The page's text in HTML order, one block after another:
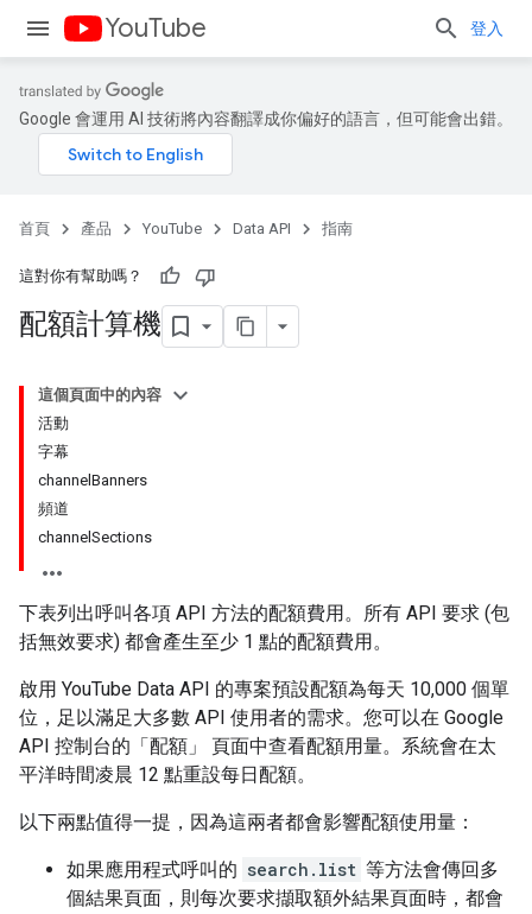
YouTube 登入
Google 會運用 AI 技術將內容翻譯成你偏好的語言，但可能會出錯。
首頁 產品 YouTube Data API 指南
這對你有幫助嗎？
配額計算機
這個頁面中的內容
活動
字幕
channelBanners
頻道
channelSections
下表列出呼叫各項 API 方法的配額費用。所有 API 要求 (包
括無效要求) 都會產生至少 1 點的配額費用。
啟用 YouTube Data API 的專案預設配額為每天 10,000 個單
位，足以滿足大多數 API 使用者的需求。您可以在 Google
API 控制台的「配額」
頁面中查看配額用量。系統會在太
平洋時間凌晨 12 點重設每日配額。
以下兩點值得一提，因為這兩者都會影響配額使用量：
如果應用程式呼叫的 search.list 等方法會傳回多
個結果頁面，則每次要求擷取額外結果頁面時，都會